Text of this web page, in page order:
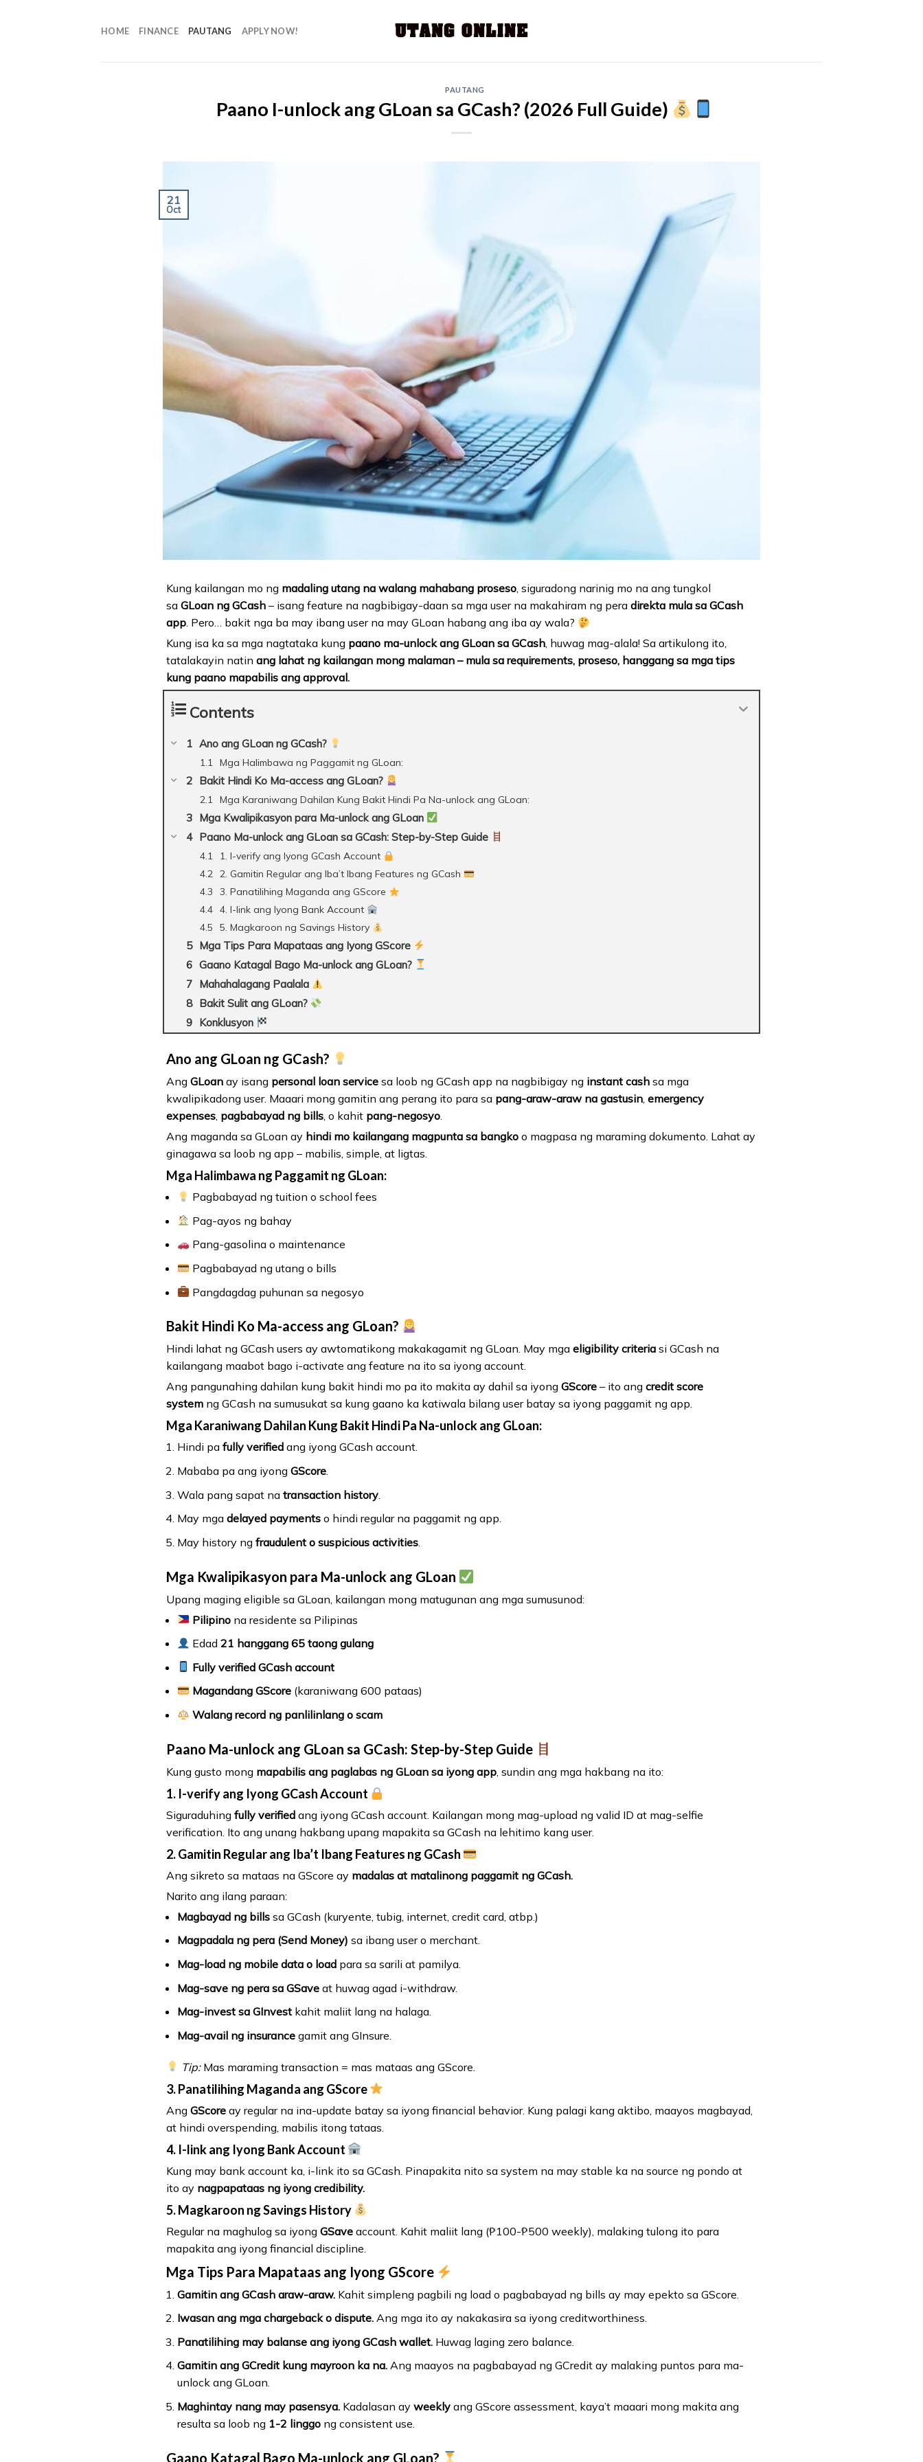
HOME FINANCE PAUTANG APPLY NOW!
PAUTANG
Paano I-unlock ang GLoan sa GCash? (2026 Full Guide)
21
Oct
Kung kailangan mo ng madaling utang na walang mahabang proseso, siguradong narinig mo na ang tungkol
sa GLoan ng GCash – isang feature na nagbibigay-daan sa mga user na makahiram ng pera direkta mula sa GCash
app. Pero… bakit nga ba may ibang user na may GLoan habang ang iba ay wala?
Kung isa ka sa mga nagtataka kung paano ma-unlock ang GLoan sa GCash, huwag mag-alala! Sa artikulong ito,
tatalakayin natin ang lahat ng kailangan mong malaman – mula sa requirements, proseso, hanggang sa mga tips
kung paano mapabilis ang approval.
Contents
Ano ang GLoan ng GCash?
Mga Halimbawa ng Paggamit ng GLoan:
Bakit Hindi Ko Ma-access ang GLoan?
Mga Karaniwang Dahilan Kung Bakit Hindi Pa Na-unlock ang GLoan:
Mga Kwalipikasyon para Ma-unlock ang GLoan
Paano Ma-unlock ang GLoan sa GCash: Step-by-Step Guide
1. I-verify ang Iyong GCash Account
2. Gamitin Regular ang Iba’t Ibang Features ng GCash
3. Panatilihing Maganda ang GScore
4. I-link ang Iyong Bank Account
5. Magkaroon ng Savings History
Mga Tips Para Mapataas ang Iyong GScore
Gaano Katagal Bago Ma-unlock ang GLoan?
Mahahalagang Paalala
Bakit Sulit ang GLoan?
Konklusyon
Ano ang GLoan ng GCash?
Ang GLoan ay isang personal loan service sa loob ng GCash app na nagbibigay ng instant cash sa mga
kwalipikadong user. Maaari mong gamitin ang perang ito para sa pang-araw-araw na gastusin, emergency
expenses, pagbabayad ng bills, o kahit pang-negosyo.
Ang maganda sa GLoan ay hindi mo kailangang magpunta sa bangko o magpasa ng maraming dokumento. Lahat ay
ginagawa sa loob ng app – mabilis, simple, at ligtas.
Mga Halimbawa ng Paggamit ng GLoan:
Pagbabayad ng tuition o school fees
Pag-ayos ng bahay
Pang-gasolina o maintenance
Pagbabayad ng utang o bills
Pangdagdag puhunan sa negosyo
Bakit Hindi Ko Ma-access ang GLoan?
Hindi lahat ng GCash users ay awtomatikong makakagamit ng GLoan. May mga eligibility criteria si GCash na
kailangang maabot bago i-activate ang feature na ito sa iyong account.
Ang pangunahing dahilan kung bakit hindi mo pa ito makita ay dahil sa iyong GScore – ito ang credit score
system ng GCash na sumusukat sa kung gaano ka katiwala bilang user batay sa iyong paggamit ng app.
Mga Karaniwang Dahilan Kung Bakit Hindi Pa Na-unlock ang GLoan:
Hindi pa fully verifiedang iyong GCash account.
Mababa pa ang iyong GScore.
Wala pang sapat na transaction history.
May mga delayed paymentso hindi regular na paggamit ng app.
May history ng fraudulent o suspicious activities.
Mga Kwalipikasyon para Ma-unlock ang GLoan
Upang maging eligible sa GLoan, kailangan mong matugunan ang mga sumusunod:
Pilipino na residente sa Pilipinas
Edad21 hanggang 65 taong gulang
Fully verified GCash account
Magandang GScore (karaniwang 600 pataas)
Walang record ng panlilinlang o scam
Paano Ma-unlock ang GLoan sa GCash: Step-by-Step Guide
Kung gusto mong mapabilis ang paglabas ng GLoan sa iyong app , sundin ang mga hakbang na ito:
1. I-verify ang Iyong GCash Account
Siguraduhing fully verified ang iyong GCash account. Kailangan mong mag-upload ng valid ID at mag-selfie
verification. Ito ang unang hakbang upang mapakita sa GCash na lehitimo kang user.
2. Gamitin Regular ang Iba’t Ibang Features ng GCash
Ang sikreto sa mataas na GScore ay madalas at matalinong paggamit ng GCash.
Narito ang ilang paraan:
Magbayad ng billssa GCash (kuryente, tubig, internet, credit card, atbp.)
Magpadala ng pera (Send Money) sa ibang user o merchant.
Mag-load ng mobile data o loadpara sa sarili at pamilya.
Mag-save ng pera sa GSaveat huwag agad i-withdraw.
Mag-invest sa GInvestkahit maliit lang na halaga.
Mag-avail ng insurancegamit ang GInsure.
Tip:Mas maraming transaction = mas mataas ang GScore.
3. Panatilihing Maganda ang GScore
Ang GScore ay regular na ina-update batay sa iyong financial behavior. Kung palagi kang aktibo, maayos magbayad,
at hindi overspending, mabilis itong tataas.
4. I-link ang Iyong Bank Account
Kung may bank account ka, i-link ito sa GCash. Pinapakita nito sa system na may stable ka na source ng pondo at
ito ay nagpapataas ng iyong credibility.
5. Magkaroon ng Savings History
Regular na maghulog sa iyong GSave account. Kahit maliit lang (₱100-₱500 weekly), malaking tulong ito para
mapakita ang iyong financial discipline.
Mga Tips Para Mapataas ang Iyong GScore
Gamitin ang GCash araw-araw.Kahit simpleng pagbili ng load o pagbabayad ng bills ay may epekto sa GScore.
Iwasan ang mga chargeback o dispute.Ang mga ito ay nakakasira sa iyong creditworthiness.
Panatilihing may balanse ang iyong GCash wallet.Huwag laging zero balance.
Gamitin ang GCredit kung mayroon ka na.Ang maayos na pagbabayad ng GCredit ay malaking puntos para ma-
unlock ang GLoan.
Maghintay nang may pasensya.Kadalasan ay weeklyang GScore assessment, kaya’t maaari mong makita ang
resulta sa loob ng 1-2 linggong consistent use.
Gaano Katagal Bago Ma-unlock ang GLoan?